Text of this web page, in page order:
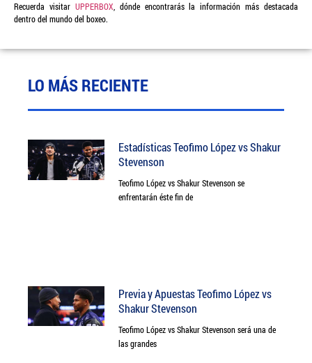
Recuerda visitar UPPERBOX , dónde encontrarás la información más destacada
dentro del mundo del boxeo.
LO MÁS RECIENTE
Estadísticas Teofimo López vs Shakur
Stevenson
Teofimo López vs Shakur Stevenson se
enfrentarán éste fin de
Previa y Apuestas Teofimo López vs
Shakur Stevenson
Teofimo López vs Shakur Stevenson será una de
las grandes